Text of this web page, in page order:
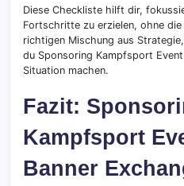
Diese Checkliste hilft dir,
Fortschritte zu erzielen, ohne
richtigen Mischung aus
du Sponsoring Kampfsport
Situation machen.
Fazit:
Kampfsport
Banner